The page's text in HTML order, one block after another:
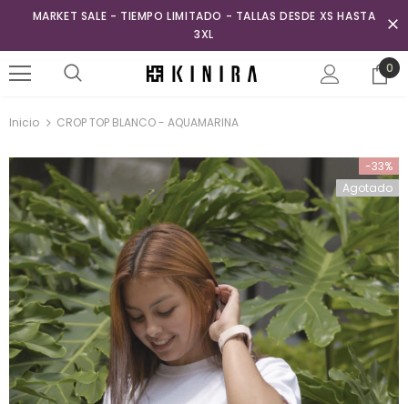
MARKET SALE - TIEMPO LIMITADO - TALLAS DESDE XS HASTA
3XL
0
Inicio CROP TOP BLANCO - AQUAMARINA
-33%
Agotado